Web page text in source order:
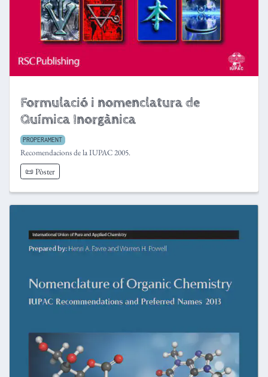
Formulació i nomenclatura de
Química Inorgànica
PROPERAMENT
Recomendacions de la IUPAC 2005.
📜 Pòster